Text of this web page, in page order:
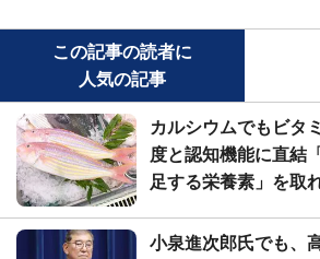
この記事の読者に
人気の記事
カルシウムでもビタ
度と認知機能に直結
足する栄養素」を取
小泉進次郎氏でも、